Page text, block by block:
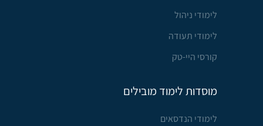
לימודי ניהול
לימודי תעודה
קורסי היי-טק
מוסדות לימוד מובילים
לימודי הנדסאים